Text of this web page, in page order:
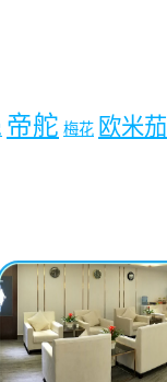
帝舵 梅花 欧米茄